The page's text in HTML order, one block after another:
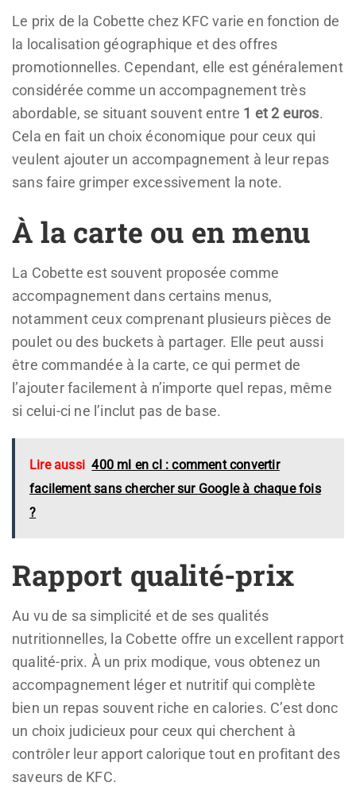
Le prix de la Cobette chez KFC varie en fonction de
la localisation géographique et des offres
promotionnelles. Cependant, elle est généralement
considérée comme un accompagnement très
abordable, se situant souvent entre 1 et 2 euros.
Cela en fait un choix économique pour ceux qui
veulent ajouter un accompagnement à leur repas
sans faire grimper excessivement la note.
À la carte ou en menu
La Cobette est souvent proposée comme
accompagnement dans certains menus,
notamment ceux comprenant plusieurs pièces de
poulet ou des buckets à partager. Elle peut aussi
être commandée à la carte, ce qui permet de
l’ajouter facilement à n’importe quel repas, même
si celui-ci ne l’inclut pas de base.
Lire aussi 400 ml en cl : comment convertir
facilement sans chercher sur Google à chaque fois
?
Rapport qualité-prix
Au vu de sa simplicité et de ses qualités
nutritionnelles, la Cobette offre un excellent rapport
qualité-prix. À un prix modique, vous obtenez un
accompagnement léger et nutritif qui complète
bien un repas souvent riche en calories. C’est donc
un choix judicieux pour ceux qui cherchent à
contrôler leur apport calorique tout en profitant des
saveurs de KFC.